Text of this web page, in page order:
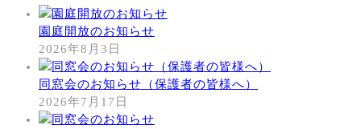
園庭開放のお知らせ
2026年8月3日
同窓会のお知らせ（保護者の皆様へ）
2026年7月17日